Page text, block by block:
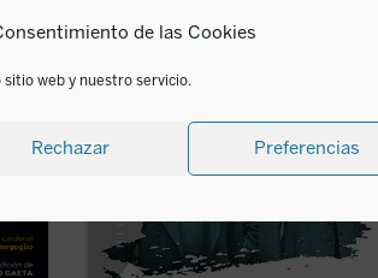
de las Cookies
web y nuestro servicio.
Rechazar Preferencias
europea ...(ver ficha)